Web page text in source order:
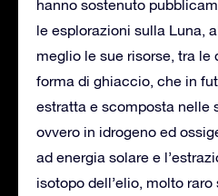
hanno sostenuto
le esplorazioni sulla Luna,
meglio le sue risorse, tra le
forma di ghiaccio, che in
estratta e scomposta nelle
ovvero in idrogeno ed
ad energia solare e
isotopo dell’elio, molto